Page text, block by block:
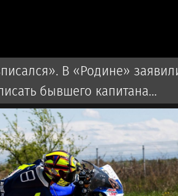
В «Родине»
бывшего капитана